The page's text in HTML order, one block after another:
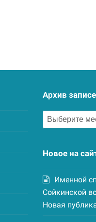
Архив
Архив
записей
Новое на
Именной
Сойкинской
Новая